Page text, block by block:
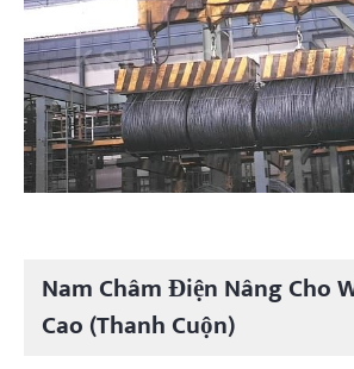
Nam Châm Điện Nâng Cho
Cao (Thanh Cuộn)